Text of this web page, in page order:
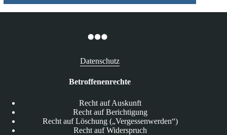
Datenschutz
Betroffenenrechte
Recht auf Auskunft
Recht auf Berichtigung
Recht auf Löschung („Vergessenwerden“)
Recht auf Widerspruch